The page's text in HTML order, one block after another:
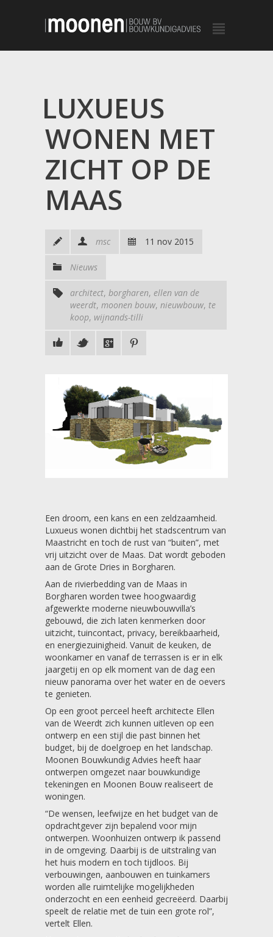
LUXUEUS
WONEN MET
ZICHT OP DE
MAAS
msc 11 nov 2015
Nieuws
architect, borgharen, ellen van de
weerdt, moonen bouw, nieuwbouw, te
koop, wijnands-tilli
Een droom, een kans en een zeldzaamheid.
Luxueus wonen dichtbij het stadscentrum van
Maastricht en toch de rust van “buiten”, met
vrij uitzicht over de Maas. Dat wordt geboden
aan de Grote Dries in Borgharen.
Aan de rivierbedding van de Maas in
Borgharen worden twee hoogwaardig
afgewerkte moderne nieuwbouwvilla’s
gebouwd, die zich laten kenmerken door
uitzicht, tuincontact, privacy, bereikbaarheid,
en energiezuinigheid. Vanuit de keuken, de
woonkamer en vanaf de terrassen is er in elk
jaargetij en op elk moment van de dag een
nieuw panorama over het water en de oevers
te genieten.
Op een groot perceel heeft architecte Ellen
van de Weerdt zich kunnen uitleven op een
ontwerp en een stijl die past binnen het
budget, bij de doelgroep en het landschap.
Moonen Bouwkundig Advies heeft haar
ontwerpen omgezet naar bouwkundige
tekeningen en Moonen Bouw realiseert de
woningen.
“De wensen, leefwijze en het budget van de
opdrachtgever zijn bepalend voor mijn
ontwerpen. Woonhuizen ontwerp ik passend
in de omgeving. Daarbij is de uitstraling van
het huis modern en toch tijdloos. Bij
verbouwingen, aanbouwen en tuinkamers
worden alle ruimtelijke mogelijkheden
onderzocht en een eenheid gecreëerd. Daarbij
speelt de relatie met de tuin een grote rol”,
vertelt Ellen.